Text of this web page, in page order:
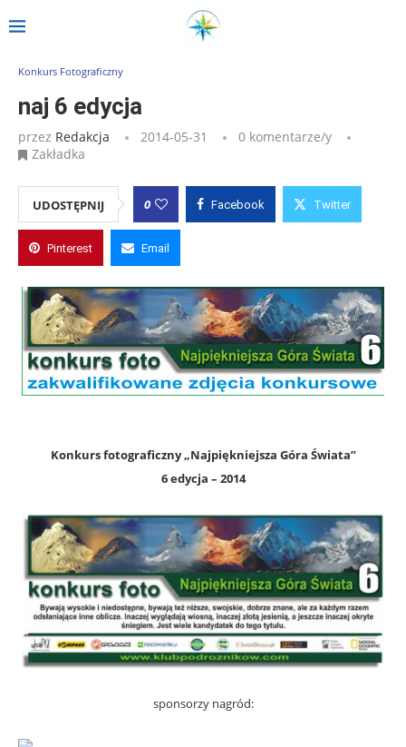
Strona główna naj 6 edycja
Konkurs Fotograficzny
naj 6 edycja
przez Redakcja 2014-05-31
0 komentarze/y
Zakładka
UDOSTĘPNIJ 0 Facebook Twitter
Pinterest Email
Konkurs fotograficzny „Najpiękniejsza Góra Świata”
6 edycja – 2014
sponsorzy nagród: